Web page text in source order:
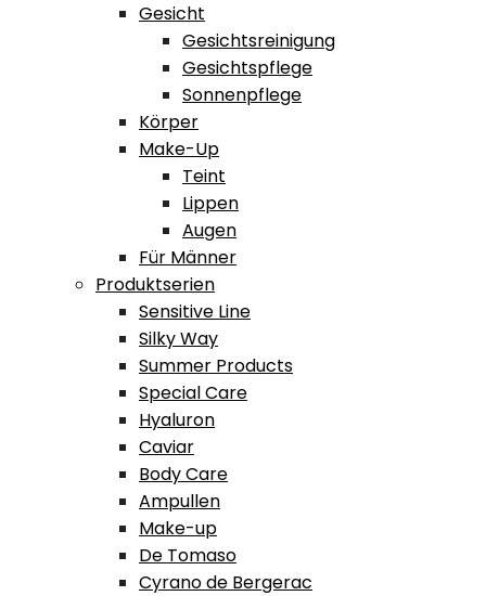
Gesicht
Gesichtsreinigung
Gesichtspflege
Sonnenpflege
Körper
Make-Up
Teint
Lippen
Augen
Für Männer
Produktserien
Sensitive Line
Silky Way
Summer Products
Special Care
Hyaluron
Caviar
Body Care
Ampullen
Make-up
De Tomaso
Cyrano de Bergerac